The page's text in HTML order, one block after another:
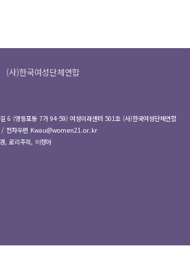
(사)한국여성단체연합
6 (영등포동 7가 94-59) 여성미래센터 501호 (사)한국여성단체연합
전자우편 Kwau@women21.or.kr
, 로리주희, 이정아